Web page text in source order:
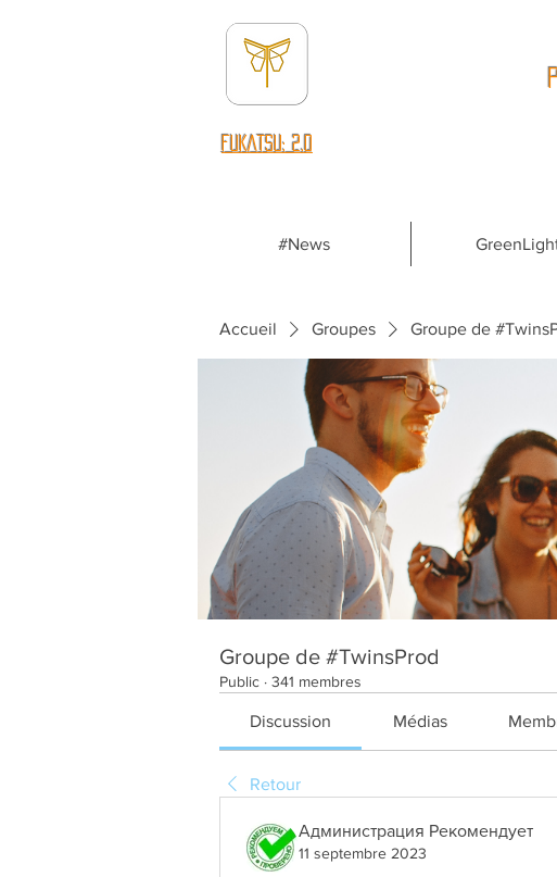
fUKATSU: 2.0
#News
Accueil Groupes Groupe de
Groupe de #TwinsProd
Public · 341 membres
Discussion Médias
Retour
Администрация Рекомендует
11 septembre 2023